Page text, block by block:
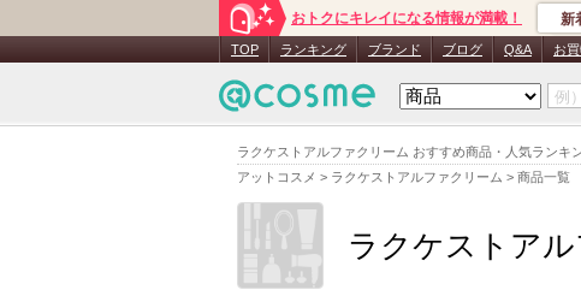
ラクケストアルファクリーム おすすめ商品・人気ランキ
アットコスメ > ラクケストアルファクリーム > 商品一覧
おトクにキレイになる情報が満載！ 新
TOP ランキング ブランド ブログ Q&A お
ラクケストア